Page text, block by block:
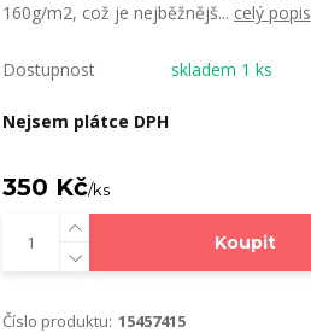
160g/m2, což je nejběžnějš... celý popis
Dostupnost skladem 1 ks
Nejsem plátce DPH
350 Kč/ks
Koupit
Číslo produktu: 15457415